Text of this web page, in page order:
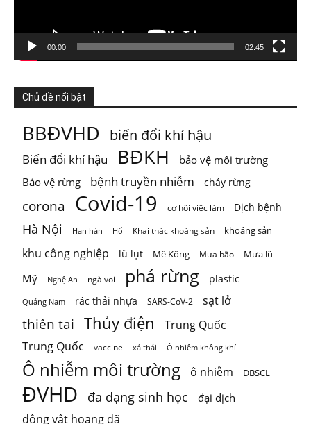
Xem trên Facebook · Chia sẻ
ThienNhien.Net
5 ngày trước
Thiên nhiên thường tạo cho con người cảm giác rằng mọi
thứ vẫn đang t ...Xem thêm
Photo
Xem trên Facebook · Chia sẻ
00:00 02:45
Chủ đề nổi bật
BBĐVHD biến đổi khí hậu
Biến đổi khí hậu BĐKH bảo vệ môi trường
Bảo vệ rừng bệnh truyền nhiễm cháy rừng
corona Covid-19 cơ hội việc làm Dịch bệnh
Hà Nội Hạn hán Hổ Khai thác khoáng sản khoáng sản
khu công nghiệp lũ lụt Mê Kông Mưa bão Mưa lũ
Mỹ Nghệ An ngà voi phá rừng plastic
Quảng Nam rác thải nhựa SARS-CoV-2 sạt lở
thiên tai Thủy điện
Trung Quốc
Trung Quốc
vaccine xả thải Ô nhiễm không khí
Ô nhiễm môi trường ô nhiễm ĐBSCL
ĐVHD đa dạng sinh học
đại dịch
động vật hoang dã